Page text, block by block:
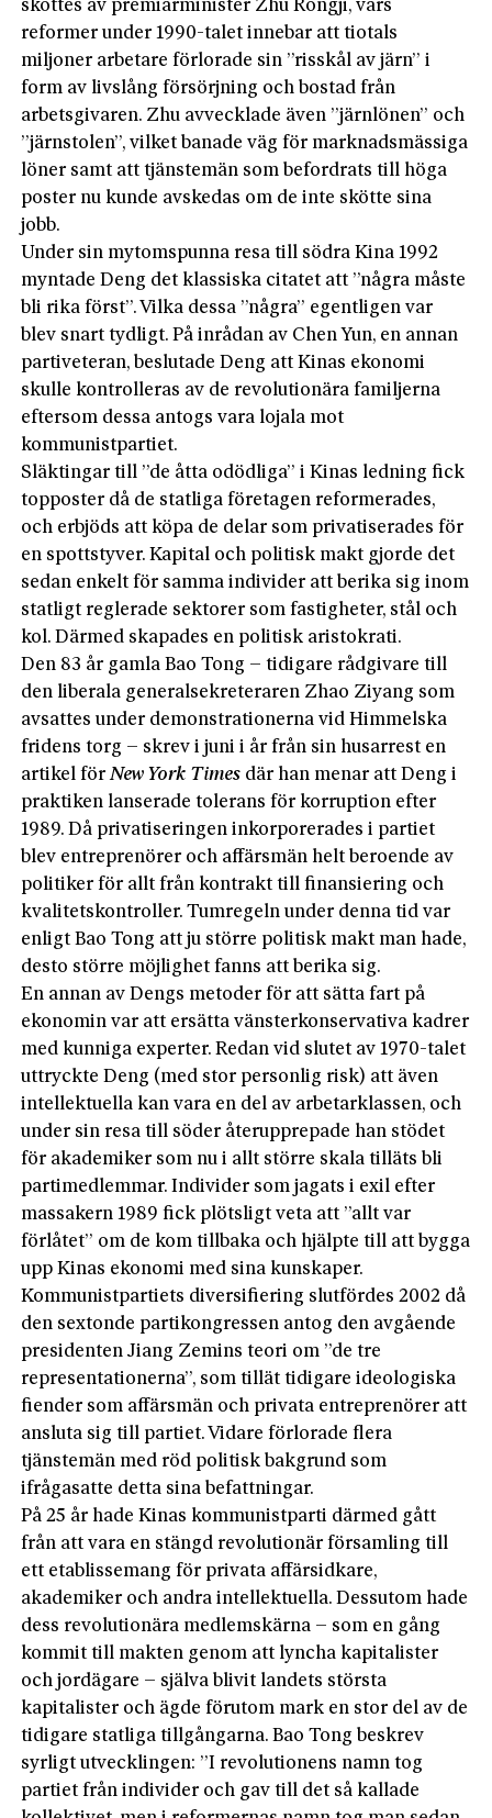
sköttes av premiärminister Zhu Rongji, vars
reformer under 1990-talet innebar att tiotals
miljoner arbetare förlorade sin ”risskål av järn” i
form av livslång försörjning och bostad från
arbetsgivaren. Zhu avvecklade även ”järnlönen” och
”järnstolen”, vilket banade väg för marknadsmässiga
löner samt att tjänstemän som befordrats till höga
poster nu kunde avskedas om de inte skötte sina
jobb.
Under sin mytomspunna resa till södra Kina 1992
myntade Deng det klassiska citatet att ”några måste
bli rika först”. Vilka dessa ”några” egentligen var
blev snart tydligt. På inrådan av Chen Yun, en annan
partiveteran, beslutade Deng att Kinas ekonomi
skulle kontrolleras av de revolutionära familjerna
eftersom dessa antogs vara lojala mot
kommunistpartiet.
Släktingar till ”de åtta odödliga” i Kinas ledning fick
topposter då de statliga företagen reformerades,
och erbjöds att köpa de delar som privatiserades för
en spottstyver. Kapital och politisk makt gjorde det
sedan enkelt för samma individer att berika sig inom
statligt reglerade sektorer som fastigheter, stål och
kol. Därmed skapades en politisk aristokrati.
Den 83 år gamla Bao Tong – tidigare rådgivare till
den liberala generalsekreteraren Zhao Ziyang som
avsattes under demonstrationerna vid Himmelska
fridens torg – skrev i juni i år från sin husarrest en
artikel förNew York Times där han menar att Deng i
praktiken lanserade tolerans för korruption efter
1989. Då privatiseringen inkorporerades i partiet
blev entreprenörer och affärsmän helt beroende av
politiker för allt från kontrakt till finansiering och
kvalitetskontroller. Tumregeln under denna tid var
enligt Bao Tong att ju större politisk makt man hade,
desto större möjlighet fanns att berika sig.
En annan av Dengs metoder för att sätta fart på
ekonomin var att ersätta vänsterkonservativa kadrer
med kunniga experter. Redan vid slutet av 1970-talet
uttryckte Deng (med stor personlig risk) att även
intellektuella kan vara en del av arbetarklassen, och
under sin resa till söder återupprepade han stödet
för akademiker som nu i allt större skala tilläts bli
partimedlemmar. Individer som jagats i exil efter
massakern 1989 fick plötsligt veta att ”allt var
förlåtet” om de kom tillbaka och hjälpte till att bygga
upp Kinas ekonomi med sina kunskaper.
Kommunistpartiets diversifiering slutfördes 2002 då
den sextonde partikongressen antog den avgående
presidenten Jiang Zemins teori om ”de tre
representationerna”, som tillät tidigare ideologiska
fiender som affärsmän och privata entreprenörer att
ansluta sig till partiet. Vidare förlorade flera
tjänstemän med röd politisk bakgrund som
ifrågasatte detta sina befattningar.
På 25 år hade Kinas kommunistparti därmed gått
från att vara en stängd revolutionär församling till
ett etablissemang för privata affärsidkare,
akademiker och andra intellektuella. Dessutom hade
dess revolutionära medlemskärna – som en gång
kommit till makten genom att lyncha kapitalister
och jordägare – själva blivit landets största
kapitalister och ägde förutom mark en stor del av de
tidigare statliga tillgångarna. Bao Tong beskrev
syrligt utvecklingen: ”I revolutionens namn tog
partiet från individer och gav till det så kallade